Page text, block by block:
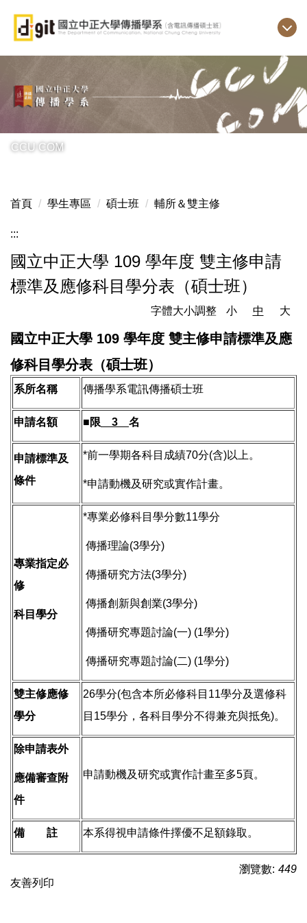
主
區
CCU COM
首頁 學生專區 碩士班 輔所＆雙主修
:::
國立中正大學 109 學年度 雙主修申請
標準及應修科目學分表（碩士班）
字體大小調整 小 中 大
國立中正大學 109 學年度 雙主修申請標準及應
修科目學分表（碩士班）
系所名稱 傳播學系電訊傳播碩士班
申請名額 ■限 3 名
申請標準及
條件
*前一學期各科目成績70分(含)以上。
*申請動機及研究或實作計畫。
專業指定必
修
科目學分
*專業必修科目學分數11學分
傳播理論(3學分)
傳播研究方法(3學分)
傳播創新與創業(3學分)
傳播研究專題討論(一) (1學分)
傳播研究專題討論(二) (1學分)
雙主修應修
學分
26學分(包含本所必修科目11學分及選修科
目15學分，各科目學分不得兼充與抵免)。
除申請表外
應備審查附
件
申請動機及研究或實作計畫至多5頁。
備 註 本系得視申請條件擇優不足額錄取。
瀏覽數: 449
友善列印